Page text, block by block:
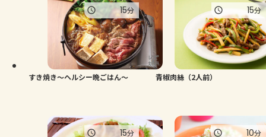
すき焼き～ヘルシー晩ごはん～
15分
青椒肉絲（2人前）
15分
15分 10分